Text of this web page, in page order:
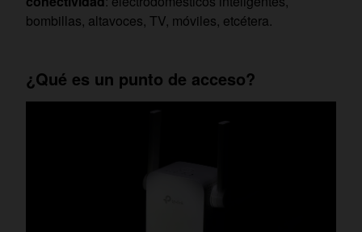
bombillas, altavoces, TV, móviles, etcétera.
¿Qué es un punto de acceso?